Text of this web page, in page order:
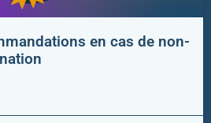
en cas de non-